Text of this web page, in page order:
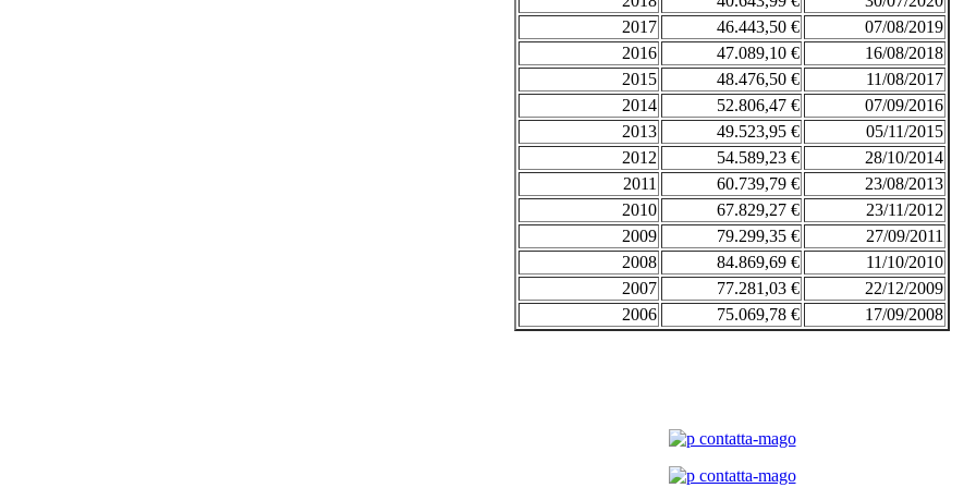
2017
46.443,50 €
07/08/2019
2016
47.089,10 €
16/08/2018
2015
48.476,50 €
11/08/2017
2014
52.806,47 €
07/09/2016
2013
49.523,95 €
05/11/2015
2012
54.589,23 €
28/10/2014
2011
60.739,79 €
23/08/2013
2010
67.829,27 €
23/11/2012
2009
79.299,35 €
27/09/2011
2008
84.869,69 €
11/10/2010
2007
77.281,03 €
22/12/2009
2006
75.069,78 €
17/09/2008